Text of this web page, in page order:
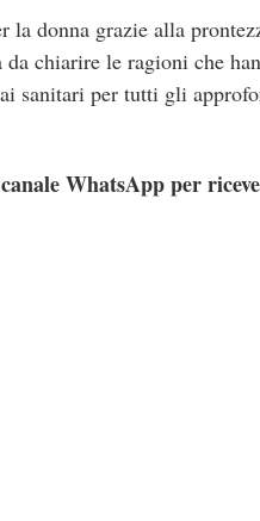
la donna grazie alla
chiarire le ragioni che
sanitari per tutti gli
WhatsApp per